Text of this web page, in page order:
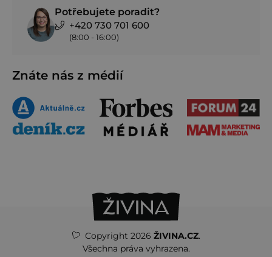
Potřebujete poradit?
+420 730 701 600
(8:00 - 16:00)
Znáte nás z médií
Copyright 2026 ŽIVINA.CZ.
Všechna práva vyhrazena.